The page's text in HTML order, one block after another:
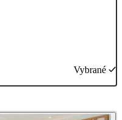
Vybrané